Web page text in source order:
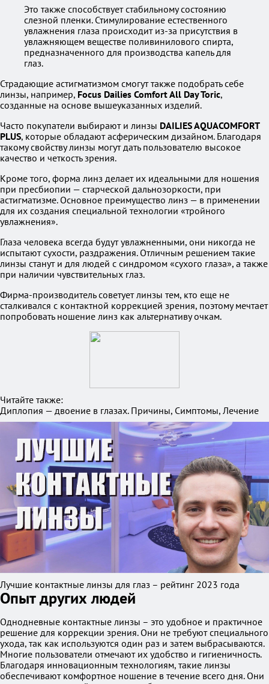
Это также способствует стабильному состоянию
слезной пленки. Стимулирование естественного
увлажнения глаза происходит из-за присутствия в
увлажняющем веществе поливинилового спирта,
предназначенного для производства капель для
глаз.
Страдающие астигматизмом смогут также подобрать себе
линзы, например, Focus Dailies Comfort All Day Toric,
созданные на основе вышеуказанных изделий.
Часто покупатели выбирают и линзы DAILIES AQUACOMFORT
PLUS, которые обладают асферическим дизайном. Благодаря
такому свойству линзы могут дать пользователю высокое
качество и четкость зрения.
Кроме того, форма линз делает их идеальными для ношения
при пресбиопии — старческой дальнозоркости, при
астигматизме. Основное преимущество линз — в применении
для их создания специальной технологии «тройного
увлажнения».
Глаза человека всегда будут увлажненными, они никогда не
испытают сухости, раздражения. Отличным решением такие
линзы станут и для людей с синдромом «сухого глаза», а также
при наличии чувствительных глаз.
Фирма-производитель советует линзы тем, кто еще не
сталкивался с контактной коррекцией зрения, поэтому мечтает
попробовать ношение линз как альтернативу очкам.
Читайте также:
Диплопия — двоение в глазах. Причины, Симптомы, Лечение
Лучшие контактные линзы для глаз – рейтинг 2023 года
Опыт других людей
Однодневные контактные линзы – это удобное и практичное
решение для коррекции зрения. Они не требуют специального
ухода, так как используются один раз и затем выбрасываются.
Многие пользователи отмечают их удобство и гигиеничность.
Благодаря инновационным технологиям, такие линзы
обеспечивают комфортное ношение в течение всего дня. Они